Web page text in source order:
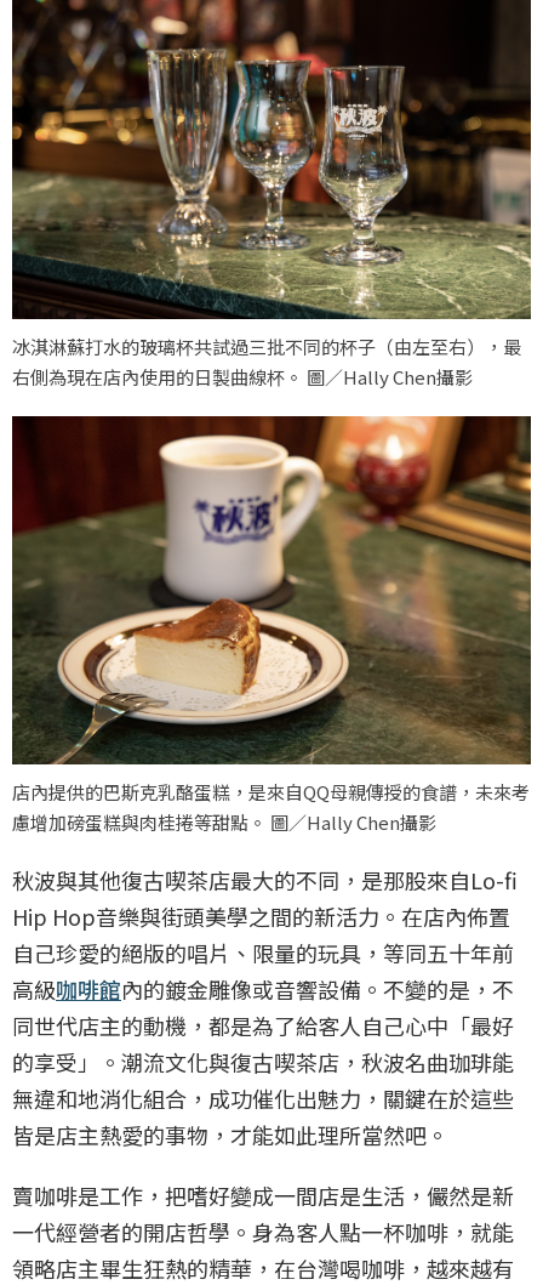
冰淇淋蘇打水的玻璃杯共試過三批不同的杯子（由左至右），最
右側為現在店內使用的日製曲線杯。 圖／Hally Chen攝影
店內提供的巴斯克乳酪蛋糕，是來自QQ母親傳授的食譜，未來考
慮增加磅蛋糕與肉桂捲等甜點。 圖／Hally Chen攝影
秋波與其他復古喫茶店最大的不同，是那股來自Lo-fi
Hip Hop音樂與街頭美學之間的新活力。在店內佈置
自己珍愛的絕版的唱片、限量的玩具，等同五十年前
高級咖啡館內的鍍金雕像或音響設備。不變的是，不
同世代店主的動機，都是為了給客人自己心中「最好
的享受」。潮流文化與復古喫茶店，秋波名曲珈琲能
無違和地消化組合，成功催化出魅力，關鍵在於這些
皆是店主熱愛的事物，才能如此理所當然吧。
賣咖啡是工作，把嗜好變成一間店是生活，儼然是新
一代經營者的開店哲學。身為客人點一杯咖啡，就能
領略店主畢生狂熱的精華，在台灣喝咖啡，越來越有